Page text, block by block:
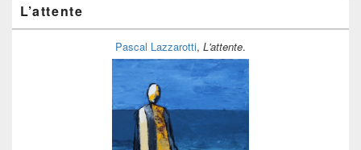
ranger
L’attente
Pascal Lazzarotti, L'attente.